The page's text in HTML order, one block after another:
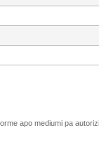
apo mediumi pa